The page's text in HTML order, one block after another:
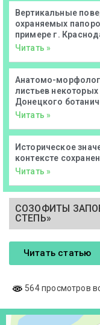
Вертикальные
охраняемых
примере г.
Читать »
Анатомо-
листьев
Донецкого
Читать »
Историческое
контексте
Читать »
СОЗОФИТЫ
СТЕПЬ»
Читать статью
564 просмотров
Донецк